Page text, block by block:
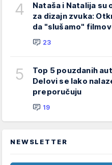
4
Nataša i Natalija
za dizajn zvuka:
da "slušamo"
23
5
Top 5 pouzdanih
Delovi se lako
preporučuju
19
NEWSLETTER